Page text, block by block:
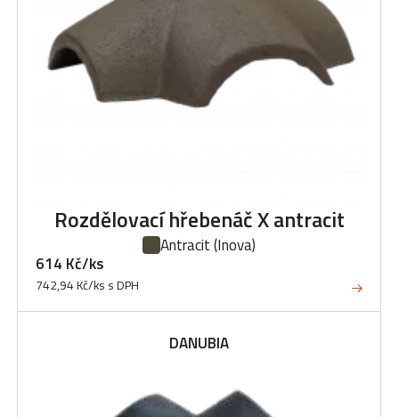
Rozdělovací hřebenáč X antracit
Antracit(Inova)
614 Kč/ks
742,94 Kč/ks s DPH
DANUBIA